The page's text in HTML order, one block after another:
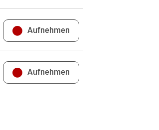
Aufnehmen
Aufnehmen